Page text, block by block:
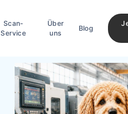
Scan-
Service
Über
uns
Blog